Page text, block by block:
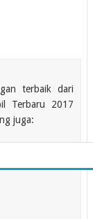
terbaik dari
Terbaru 2017
juga: